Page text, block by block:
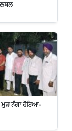
ਮੁੜ ਨੰਗਾ ਹੋਇਆ-